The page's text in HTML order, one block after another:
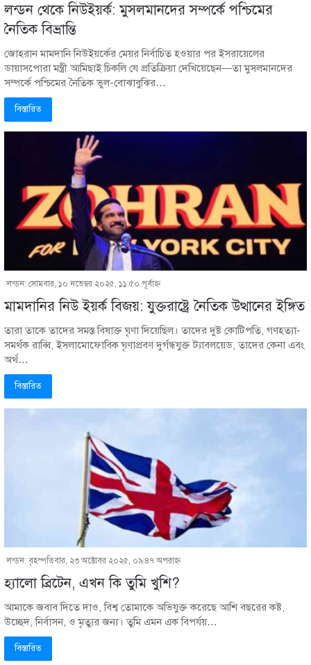
লন্ডন থেকে নিউইয়র্ক: মুসলমানদের সম্পর্কে পশ্চিমের
নৈতিক বিভ্রান্তি
জোহরান মামদানি নিউইয়র্কের মেয়র নির্বাচিত হওয়ার পর ইসরায়েলের
ডায়াসপোরা মন্ত্রী আমিছাই চিকলি যে প্রতিক্রিয়া দেখিয়েছেন—তা মুসলমানদের
সম্পর্কে পশ্চিমের নৈতিক ভুল-বোঝাবুঝির…
বিস্তারিত
লন্ডন: সোমবার, ১০ নভেম্বর ২০২৫, ১১:৫০ পূর্বাহ্ণ
মামদানির নিউ ইয়র্ক বিজয়: যুক্তরাষ্ট্রে নৈতিক উত্থানের ইঙ্গিত
তারা তাকে তাদের সমস্ত বিষাক্ত ঘৃণা দিয়েছিল। তাদের দুষ্ট কোটিপতি, গণহত্যা-
সমর্থক রাব্বি, ইসলামোফোবিক ঘৃণাপ্রবণ দুর্গন্ধযুক্ত ট্যাবলয়েড, তাদের কেনা এবং
অর্থ…
বিস্তারিত
লন্ডন: বৃহস্পতিবার, ২৩ অক্টোবর ২০২৫, ০৯:৪৭ অপরাহ্ণ
হ্যালো ব্রিটেন, এখন কি তুমি খুশি?
আমাকে জবাব দিতে দাও, বিশ্ব তোমাকে অভিযুক্ত করেছে আশি বছরের কষ্ট,
উচ্ছেদ, নির্বাসন, ও মৃত্যুর জন্য। তুমি এমন এক বিপর্যয়…
বিস্তারিত